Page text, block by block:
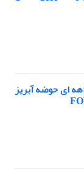
ای حوضه آبریز